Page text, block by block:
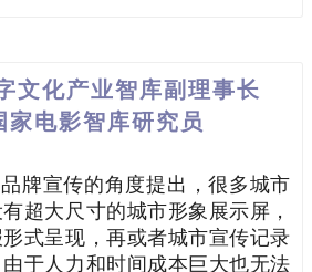
文化产业智库副理事长
家电影智库研究员
牌宣传的角度提出，很多城市
超大尺寸的城市形象展示屏，
式呈现，再或者城市宣传记录
于人力和时间成本巨大也无法